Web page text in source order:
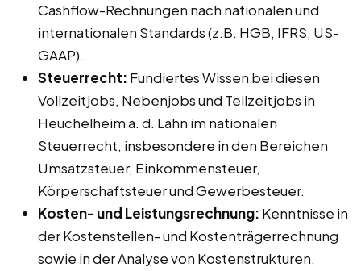
Cashflow-Rechnungen nach nationalen und
internationalen Standards (z.B. HGB, IFRS, US-
GAAP).
Steuerrecht: Fundiertes Wissen bei diesen
Vollzeitjobs, Nebenjobs und Teilzeitjobs in
Heuchelheim a. d. Lahn im nationalen
Steuerrecht, insbesondere in den Bereichen
Umsatzsteuer, Einkommensteuer,
Körperschaftsteuer und Gewerbesteuer.
Kosten- und Leistungsrechnung: Kenntnisse in
der Kostenstellen- und Kostenträgerrechnung
sowie in der Analyse von Kostenstrukturen.